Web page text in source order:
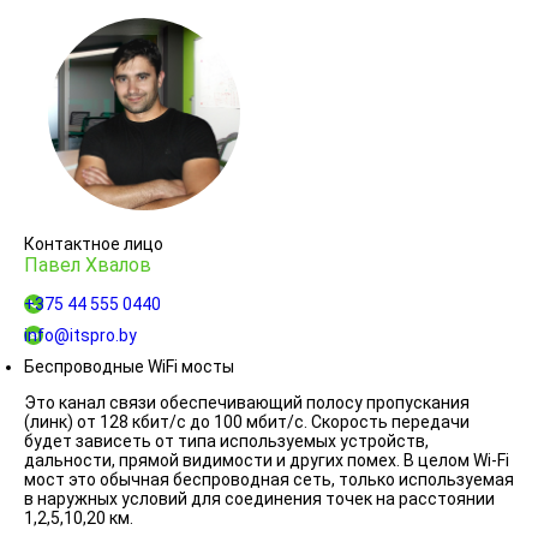
Контактное лицо
Павел Хвалов
+375 44 555 0440
info@itspro.by
Беспроводные WiFi мосты
Это канал связи обеспечивающий полосу пропускания
(линк) от 128 кбит/с до 100 мбит/с. Скорость передачи
будет зависеть от типа используемых устройств,
дальности, прямой видимости и других помех. В целом Wi-Fi
мост это обычная беспроводная сеть, только используемая
в наружных условий для соединения точек на расстоянии
1,2,5,10,20 км.